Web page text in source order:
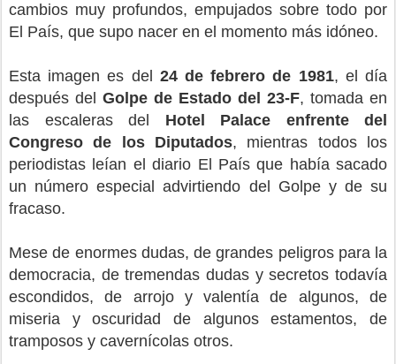
cambios muy profundos, empujados sobre todo por
El País, que supo nacer en el momento más idóneo.
Esta imagen es del 24 de febrero de 1981, el día
después del Golpe de Estado del 23-F, tomada en
las escaleras del Hotel Palace enfrente del
Congreso de los Diputados, mientras todos los
periodistas leían el diario El País que había sacado
un número especial advirtiendo del Golpe y de su
fracaso.
Mese de enormes dudas, de grandes peligros para la
democracia, de tremendas dudas y secretos todavía
escondidos, de arrojo y valentía de algunos, de
miseria y oscuridad de algunos estamentos, de
tramposos y cavernícolas otros.